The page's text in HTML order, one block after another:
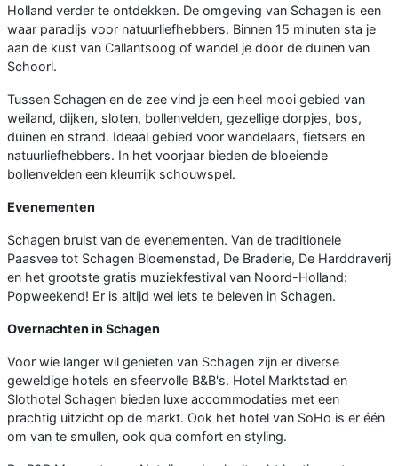
Holland verder te ontdekken. De omgeving van Schagen is een
waar paradijs voor natuurliefhebbers. Binnen 15 minuten sta je
aan de kust van Callantsoog of wandel je door de duinen van
Schoorl.
Tussen Schagen en de zee vind je een heel mooi gebied van
weiland, dijken, sloten, bollenvelden, gezellige dorpjes, bos,
duinen en strand. Ideaal gebied voor wandelaars, fietsers en
natuurliefhebbers. In het voorjaar bieden de bloeiende
bollenvelden een kleurrijk schouwspel.
Evenementen
Schagen bruist van de evenementen. Van de traditionele
Paasvee tot Schagen Bloemenstad, De Braderie, De Harddraverij
en het grootste gratis muziekfestival van Noord-Holland:
Popweekend! Er is altijd wel iets te beleven in Schagen.
Overnachten in Schagen
Voor wie langer wil genieten van Schagen zijn er diverse
geweldige hotels en sfeervolle B&B's. Hotel Marktstad en
Slothotel Schagen bieden luxe accommodaties met een
prachtig uitzicht op de markt. Ook het hotel van SoHo is er één
om van te smullen, ook qua comfort en styling.